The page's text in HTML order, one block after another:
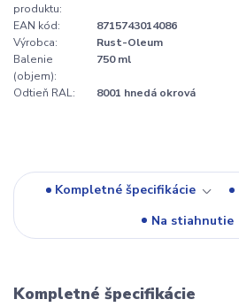
produktu:
EAN kód:
8715743014086
Výrobca:
Rust-Oleum
Balenie
(objem):
750 ml
Odtieň RAL: 8001 hnedá okrová
Kompletné špecifikácie
Na stiahnutie
Kompletné špecifikácie